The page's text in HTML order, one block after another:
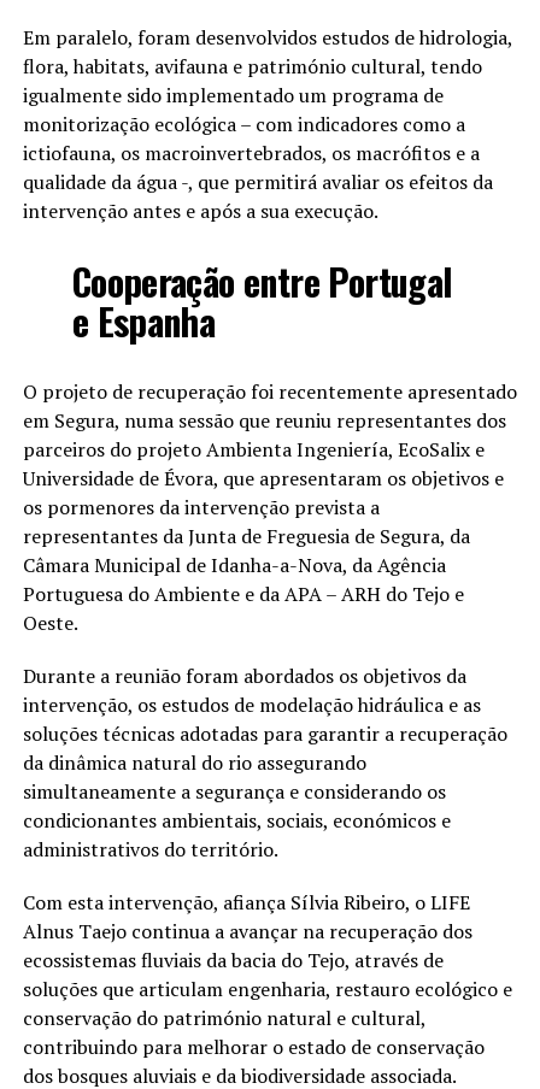
Em paralelo, foram desenvolvidos estudos de hidrologia,
flora, habitats, avifauna e património cultural, tendo
igualmente sido implementado um programa de
monitorização ecológica – com indicadores como a
ictiofauna, os macroinvertebrados, os macrófitos e a
qualidade da água -, que permitirá avaliar os efeitos da
intervenção antes e após a sua execução.
Cooperação entre Portugal
e Espanha
O projeto de recuperação foi recentemente apresentado
em Segura, numa sessão que reuniu representantes dos
parceiros do projeto Ambienta Ingeniería, EcoSalix e
Universidade de Évora, que apresentaram os objetivos e
os pormenores da intervenção prevista a
representantes da Junta de Freguesia de Segura, da
Câmara Municipal de Idanha-a-Nova, da Agência
Portuguesa do Ambiente e da APA – ARH do Tejo e
Oeste.
Durante a reunião foram abordados os objetivos da
intervenção, os estudos de modelação hidráulica e as
soluções técnicas adotadas para garantir a recuperação
da dinâmica natural do rio assegurando
simultaneamente a segurança e considerando os
condicionantes ambientais, sociais, económicos e
administrativos do território.
Com esta intervenção, afiança Sílvia Ribeiro, o LIFE
Alnus Taejo continua a avançar na recuperação dos
ecossistemas fluviais da bacia do Tejo, através de
soluções que articulam engenharia, restauro ecológico e
conservação do património natural e cultural,
contribuindo para melhorar o estado de conservação
dos bosques aluviais e da biodiversidade associada.